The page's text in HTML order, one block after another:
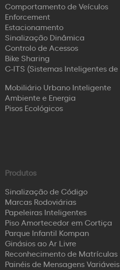
Comportamento de Veículos
Enforcement
Estacionamento
Sinalização Dinâmica
Controlo de Acessos
Bike Sharing
C-ITS (Sistemas Inteligentes
Mobiliário Urbano Inteligente
Ambiente e Energia
Pisos Ecológicos
Produtos
Sinalização de Código
Marcas Rodoviárias
Papeleiras Inteligentes
Piso Amortecedor em Cortiça
Parque Infantil Kompan
Ginásios ao Ar Livre
Reconhecimento de Matrículas
Painéis de Mensagens Variáveis